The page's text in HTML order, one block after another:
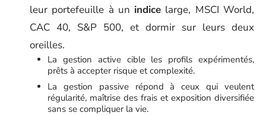
leur portefeuille à un indice large, MSCI World,
CAC 40, S&P 500, et dormir sur leurs deux
oreilles.
La gestion active cible les profils expérimentés,
prêts à accepter risque et complexité.
La gestion passive répond à ceux qui veulent
régularité, maîtrise des frais et exposition diversifiée
sans se compliquer la vie.